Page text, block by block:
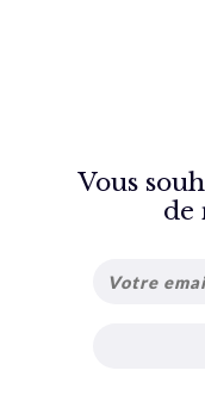
Vous
de